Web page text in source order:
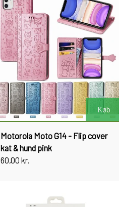
Køb
Motorola Moto G14 - Flip cover
kat & hund pink
60,00 kr.